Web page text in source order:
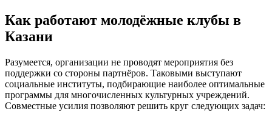
Как работают молодёжные клубы в
Казани
Разумеется, организации не проводят мероприятия без
поддержки со стороны партнёров. Таковыми выступают
социальные институты, подбирающие наиболее оптимальные
программы для многочисленных культурных учреждений.
Совместные усилия позволяют решить круг следующих задач: